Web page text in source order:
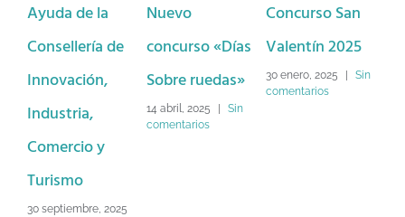
Ayuda de la
Consellería de
Innovación,
Industria,
Comercio y
Turismo
30 septiembre, 2025
Nuevo
concurso «Días
Sobre ruedas»
14 abril, 2025
Sin
comentarios
Concurso San
Valentín 2025
30 enero, 2025
Sin
comentarios